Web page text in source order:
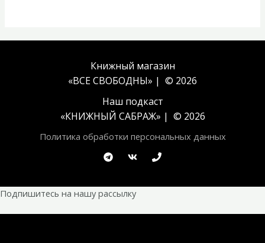
Книжный магазин
«ВСЕ СВОБОДНЫ» | © 2026
Наш подкаст
«КНИЖНЫЙ САБРАЖ» | © 2026
Политика обработки персональных данных
Подпишитесь на нашу рассылку